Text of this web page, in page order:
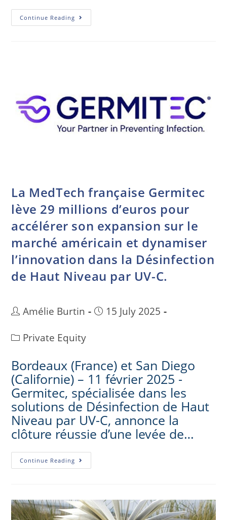
Continue Reading
La MedTech française Germitec
lève 29 millions d’euros pour
accélérer son expansion sur le
marché américain et dynamiser
l’innovation dans la Désinfection
de Haut Niveau par UV-C.
Amélie Burtin
15 July 2025
Private Equity
Bordeaux (France) et San Diego
(Californie) – 11 février 2025 -
Germitec, spécialisée dans les
solutions de Désinfection de Haut
Niveau par UV-C, annonce la
clôture réussie d’une levée de…
Continue Reading